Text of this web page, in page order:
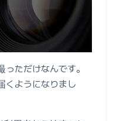
っただけなんです。
くようになりまし